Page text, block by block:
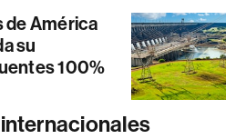
de América
su
100%